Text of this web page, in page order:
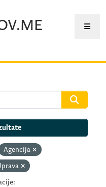
Agencija